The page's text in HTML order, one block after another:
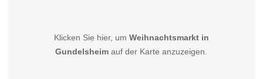
Klicken Sie hier, um Weihnachtsmarkt in
Gundelsheim auf der Karte anzuzeigen.